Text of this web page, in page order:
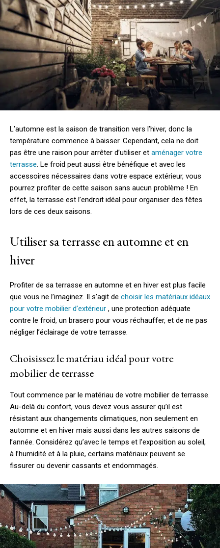
L’automne est la saison de transition vers l’hiver, donc la
température commence à baisser. Cependant, cela ne doit
pas être une raison pour arrêter d’utiliser et aménager votre
terrasse. Le froid peut aussi être bénéfique et avec les
accessoires nécessaires dans votre espace extérieur, vous
pourrez profiter de cette saison sans aucun problème ! En
effet, la terrasse est l’endroit idéal pour organiser des fêtes
lors de ces deux saisons.
Utiliser sa terrasse en automne et en
hiver
Profiter de sa terrasse en automne et en hiver est plus facile
que vous ne l’imaginez. Il s’agit de choisir les matériaux idéaux
pour votre mobilier d’extérieur , une protection adéquate
contre le froid, un brasero pour vous réchauffer, et de ne pas
négliger l’éclairage de votre terrasse.
Choisissez le matériau idéal pour votre
mobilier de terrasse
Tout commence par le matériau de votre mobilier de terrasse.
Au-delà du confort, vous devez vous assurer qu’il est
résistant aux changements climatiques, non seulement en
automne et en hiver mais aussi dans les autres saisons de
l’année. Considérez qu’avec le temps et l’exposition au soleil,
à l’humidité et à la pluie, certains matériaux peuvent se
fissurer ou devenir cassants et endommagés.